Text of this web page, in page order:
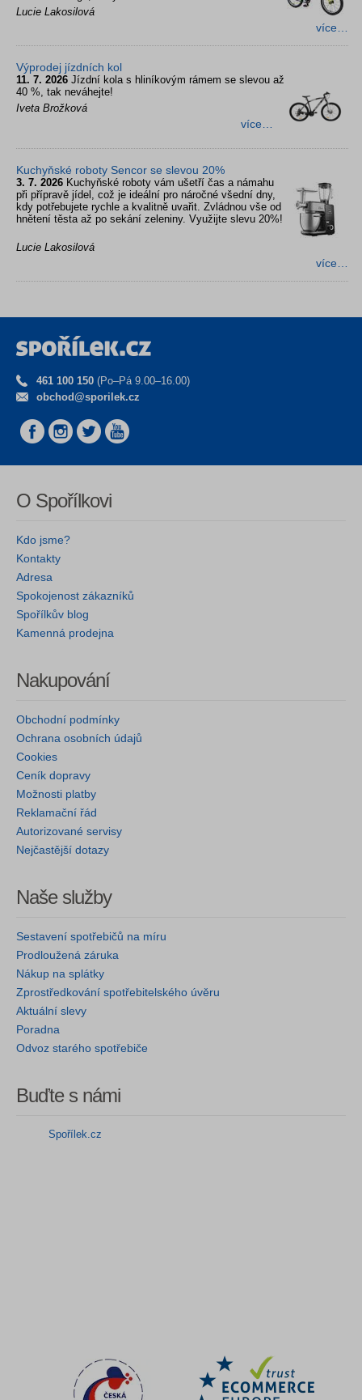
Lucie Lakosilová
více…
Výprodej jízdních kol
11. 7. 2026 Jízdní kola s hliníkovým rámem se slevou až
40 %, tak neváhejte!
Iveta Brožková
více…
Kuchyňské roboty Sencor se slevou 20%
3. 7. 2026 Kuchyňské roboty vám ušetří čas a námahu
při přípravě jídel, což je ideální pro náročné všední dny,
kdy potřebujete rychle a kvalitně uvařit. Zvládnou vše od
hnětení těsta až po sekání zeleniny. Využijte slevu 20%!
Lucie Lakosilová
více…
461 100 150 (Po–Pá 9.00–16.00)
obchod@sporilek.cz
O Spořílkovi
Kdo jsme?
Kontakty
Adresa
Spokojenost zákazníků
Spořílkův blog
Kamenná prodejna
Nakupování
Obchodní podmínky
Ochrana osobních údajů
Cookies
Ceník dopravy
Možnosti platby
Reklamační řád
Autorizované servisy
Nejčastější dotazy
Naše služby
Sestavení spotřebičů na míru
Prodloužená záruka
Nákup na splátky
Zprostředkování spotřebitelského úvěru
Aktuální slevy
Poradna
Odvoz starého spotřebiče
Buďte s námi
Spořílek.cz